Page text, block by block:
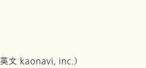
英文 kaonavi, inc.）